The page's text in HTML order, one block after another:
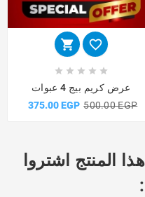
 
    
عرض كريم بيج 4 عبوات
375.00 EGP 500.00 EGP
المنتج اشتروا